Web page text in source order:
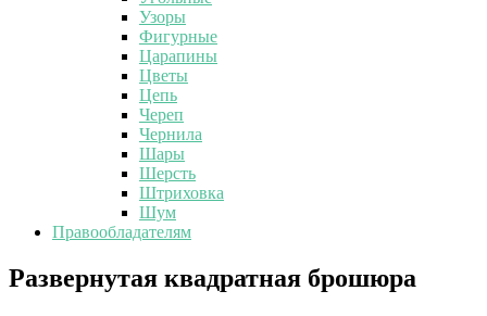
Узоры
Фигурные
Царапины
Цветы
Цепь
Череп
Чернила
Шары
Шерсть
Штриховка
Шум
Правообладателям
Развернутая
квадратная
Развернутая квадратная брошюра